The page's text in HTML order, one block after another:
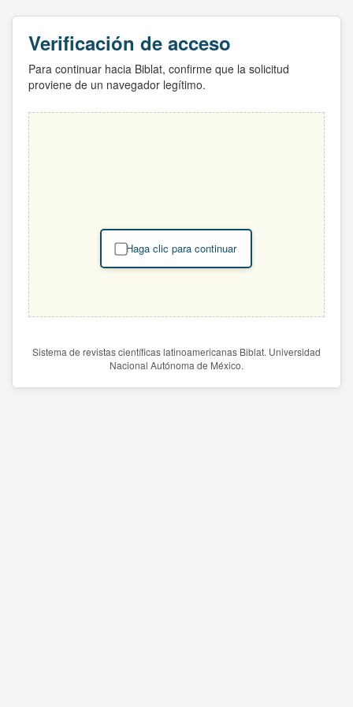
Verificación de acceso
Para continuar hacia Biblat, confirme que la solicitud
proviene de un navegador legítimo.
Haga clic para continuar
Sistema de revistas científicas latinoamericanas Biblat. Universidad
Nacional Autónoma de México.